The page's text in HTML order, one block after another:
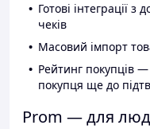
Готові інтеграції
чеків
Масовий імпорт
Рейтинг покупців
покупця ще до
Prom — для